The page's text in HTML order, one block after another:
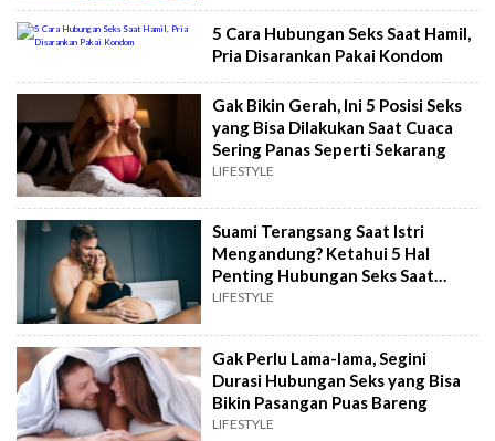
5 Cara Hubungan Seks Saat Hamil,
Pria Disarankan Pakai Kondom
Gak Bikin Gerah, Ini 5 Posisi Seks
yang Bisa Dilakukan Saat Cuaca
Sering Panas Seperti Sekarang
LIFESTYLE
Suami Terangsang Saat Istri
Mengandung? Ketahui 5 Hal
Penting Hubungan Seks Saat
Hamil Agar Tetap Aman
LIFESTYLE
Gak Perlu Lama-lama, Segini
Durasi Hubungan Seks yang Bisa
Bikin Pasangan Puas Bareng
LIFESTYLE